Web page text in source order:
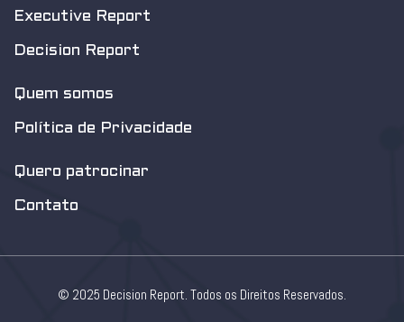
Executive Report
Decision Report
Quem somos
Política de Privacidade
Quero patrocinar
Contato
© 2025 Decision Report. Todos os Direitos Reservados.